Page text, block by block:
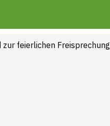
feierlichen Freisprechung